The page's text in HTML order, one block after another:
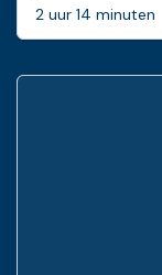
2 uur 14 minuten